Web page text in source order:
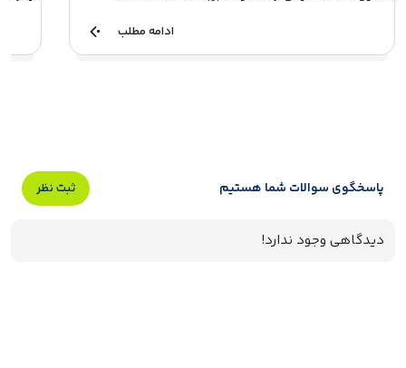
ادامه مطلب
پاسخگوی سوالات شما هستیم ثبت نظر
دیدگاهی وجود ندارد!